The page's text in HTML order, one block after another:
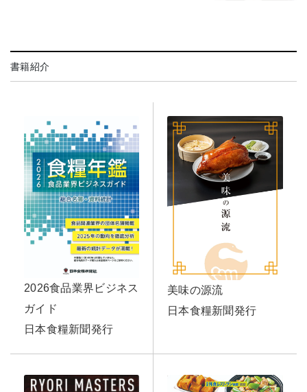
書籍紹介
2026食品業界ビジネス
ガイド
日本食糧新聞発行
美味の源流
日本食糧新聞発行